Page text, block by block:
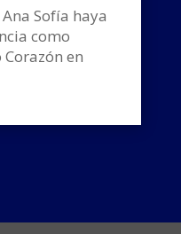
Sofía haya
como
en